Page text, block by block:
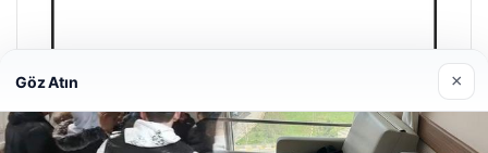
Enes Kaplan Avukatlık Bürosu
28/04/2026
Göz Atın ×